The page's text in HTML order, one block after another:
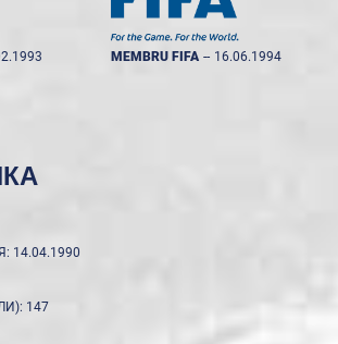
MEMBRU FIFA -- 16.06.1994
14.04.1990
147